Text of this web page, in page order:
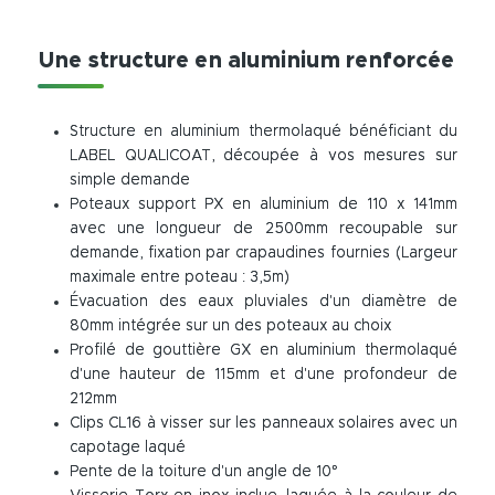
Une structure en aluminium renforcée
Structure en aluminium thermolaqué bénéficiant du
LABEL QUALICOAT, découpée à vos mesures sur
simple demande
Poteaux support PX en aluminium de 110 x 141mm
avec une longueur de 2500mm recoupable sur
demande, fixation par crapaudines fournies (Largeur
maximale entre poteau : 3,5m)
Évacuation des eaux pluviales d'un diamètre de
80mm intégrée sur un des poteaux au choix
Profilé de gouttière GX en aluminium thermolaqué
d'une hauteur de 115mm et d'une profondeur de
212mm
Clips CL16 à visser sur les panneaux solaires avec un
capotage laqué
Pente de la toiture d'un angle de 10°